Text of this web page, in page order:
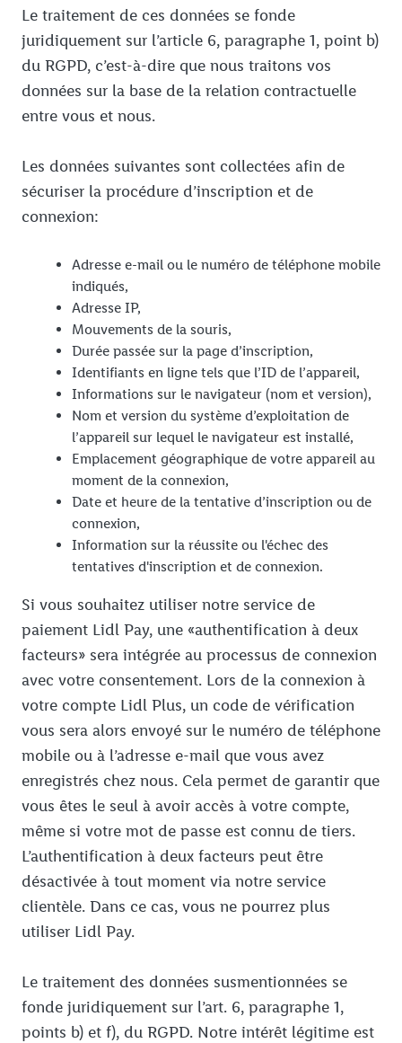
Le traitement de ces données se fonde
juridiquement sur l’article 6, paragraphe 1, point b)
du RGPD, c’est-à-dire que nous traitons vos
données sur la base de la relation contractuelle
entre vous et nous.
Les données suivantes sont collectées afin de
sécuriser la procédure d’inscription et de
connexion:
Adresse e-mail ou le numéro de téléphone mobile
indiqués,
Adresse IP,
Mouvements de la souris,
Durée passée sur la page d’inscription,
Identifiants en ligne tels que l’ID de l’appareil,
Informations sur le navigateur (nom et version),
Nom et version du système d’exploitation de
l’appareil sur lequel le navigateur est installé,
Emplacement géographique de votre appareil au
moment de la connexion,
Date et heure de la tentative d’inscription ou de
connexion,
Information sur la réussite ou l'échec des
tentatives d'inscription et de connexion.
Si vous souhaitez utiliser notre service de
paiement Lidl Pay, une «authentification à deux
facteurs» sera intégrée au processus de connexion
avec votre consentement. Lors de la connexion à
votre compte Lidl Plus, un code de vérification
vous sera alors envoyé sur le numéro de téléphone
mobile ou à l’adresse e-mail que vous avez
enregistrés chez nous. Cela permet de garantir que
vous êtes le seul à avoir accès à votre compte,
même si votre mot de passe est connu de tiers.
L’authentification à deux facteurs peut être
désactivée à tout moment via notre service
clientèle. Dans ce cas, vous ne pourrez plus
utiliser Lidl Pay.
Le traitement des données susmentionnées se
fonde juridiquement sur l’art. 6, paragraphe 1,
points b) et f), du RGPD. Notre intérêt légitime est